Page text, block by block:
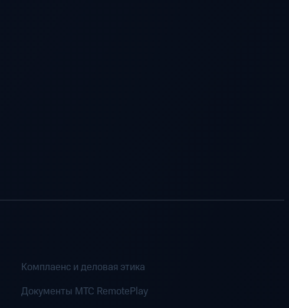
Комплаенс и деловая этика
Документы MTC RemotePlay